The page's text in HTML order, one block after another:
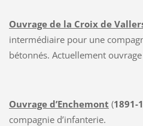
Ouvrage de la Croix de
intermédiaire pour une
bétonnés. Actuellement
Ouvrage d’Enchemont (1891-
compagnie d’infanterie.